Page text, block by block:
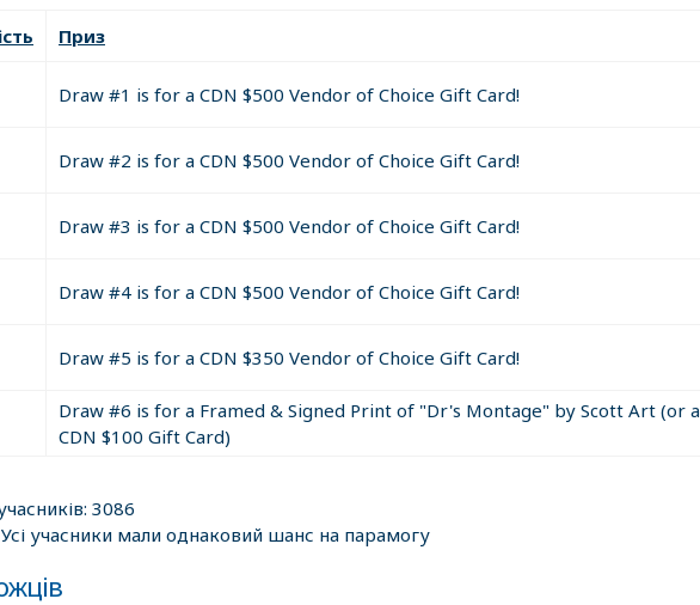
in to your account on www.ifio.ca within the past 30 days.
free to do.
to Win/Claim your prize, you must do the following;
simple math question in the email that we send you.
to the email within 72 hours.
Приз
Draw #1 is for a CDN $500 Vendor of Choice Gift Card!
Draw #2 is for a CDN $500 Vendor of Choice Gift Card!
Draw #3 is for a CDN $500 Vendor of Choice Gift Card!
Draw #4 is for a CDN $500 Vendor of Choice Gift Card!
Draw #5 is for a CDN $350 Vendor of Choice Gift Card!
Draw #6 is for a Framed & Signed Print of "Dr's Montage" by Scott Art (or a
CDN $100 Gift Card)
3086
учасники мали однаковий шанс на парамогу